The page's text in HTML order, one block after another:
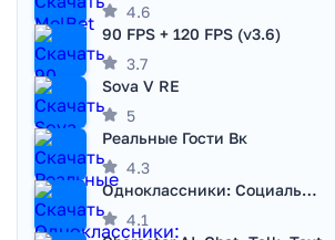
4.6
90 FPS + 120 FPS (v3.6)
3.7
Sova V RE
5
Реальные Гости Вк
4.3
Одноклассники: Социальная сеть
4.1